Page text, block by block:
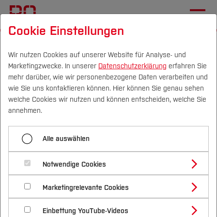
Campus Personen DE|EN Quicklinks
Studium
Studienangebote
Bachelorstudiengänge
Masterstudiengänge
Vor dem Studium
Bewerben & Einschreiben
Bewerbungsportal
Im Studium
Studienbüros und Prüfungen
Nach dem Studium
Forschung & Transfer
Profil
Forschungs- und Transferprofil
Schwerpunkte (FuT)
Beratung & Förderung
Nachhaltigkeit
Nachhaltigkeit studieren
International
Fachgebiete
Institut für Elektromobilität
Menü aufklappen
NetLab – „Vernetztes
Entwicklungs- und Prüflabor"
Cookie Einstellungen
Wir nutzen Cookies auf unserer Website für Analyse- und
Marketingzwecke. In unserer Datenschutzerklärung erfahren Sie
mehr darüber, wie wir personenbezogene Daten verarbeiten und
wie Sie uns kontaktieren können. Hier können Sie genau sehen
welche Cookies wir nutzen und können entscheiden, welche Sie
annehmen.
Alle auswählen
Notwendige Cookies
Marketingrelevante Cookies
Einbettung YouTube-Videos